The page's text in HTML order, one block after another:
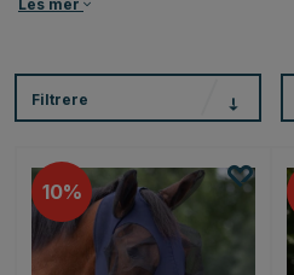
Les mer
Filtrere
10%